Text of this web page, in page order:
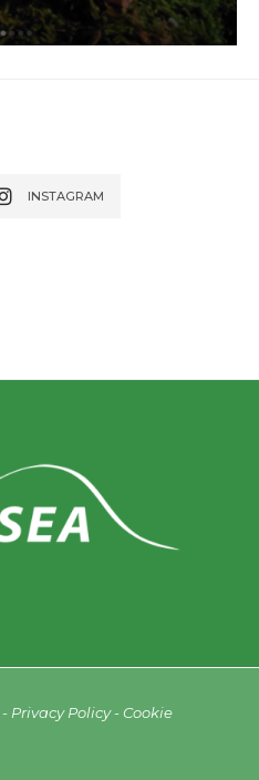
INSTAGRAM
Privacy Policy- Cookie